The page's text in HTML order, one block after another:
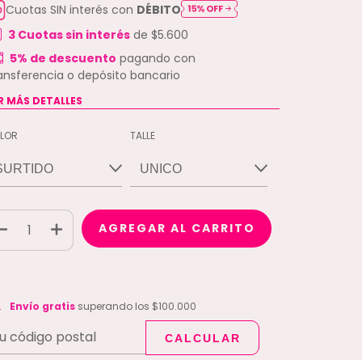
Cuotas SIN interés con DÉBITO
3Cuotas sin interésde $5.600
5% de descuento pagando con
o depósito bancario
MÁS DETALLES
TALLE
gratis $100.000
para el CP: CAMBIAR CP
Envío gratissuperando los $100.000
CALCULAR